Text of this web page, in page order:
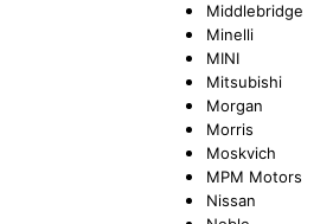
Middlebridge
Minelli
MINI
Mitsubishi
Morgan
Morris
Moskvich
MPM Motors
Nissan